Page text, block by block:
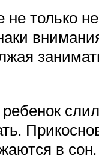
только
в сон.